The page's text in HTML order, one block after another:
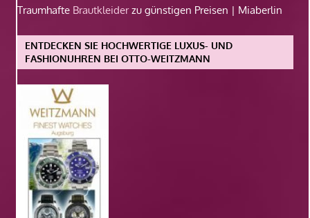
Traumhafte Brautkleiderzu günstigen Preisen | Miaberlin
ENTDECKEN SIE HOCHWERTIGE LUXUS- UND
FASHIONUHREN BEI OTTO-WEITZMANN